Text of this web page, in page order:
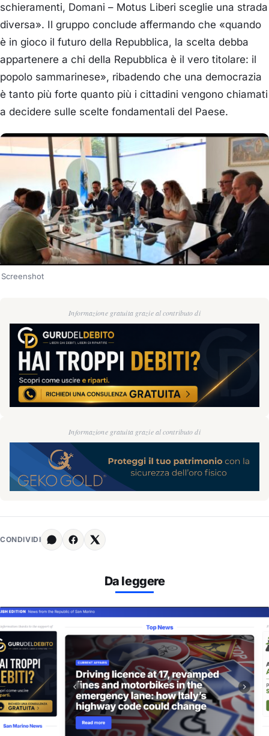
schieramenti, Domani – Motus Liberi sceglie una strada
diversa». Il gruppo conclude affermando che «quando
è in gioco il futuro della Repubblica, la scelta debba
appartenere a chi della Repubblica è il vero titolare: il
popolo sammarinese», ribadendo che una democrazia
è tanto più forte quanto più i cittadini vengono chiamati
a decidere sulle scelte fondamentali del Paese.
Screenshot
Informazione gratuita grazie al contributo di
Informazione gratuita grazie al contributo di
CONDIVIDI
Da leggere